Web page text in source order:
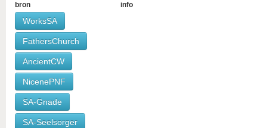
bron info
WorksSA
FathersChurch
AncientCW
NicenePNF
SA-Gnade
SA-Seelsorger